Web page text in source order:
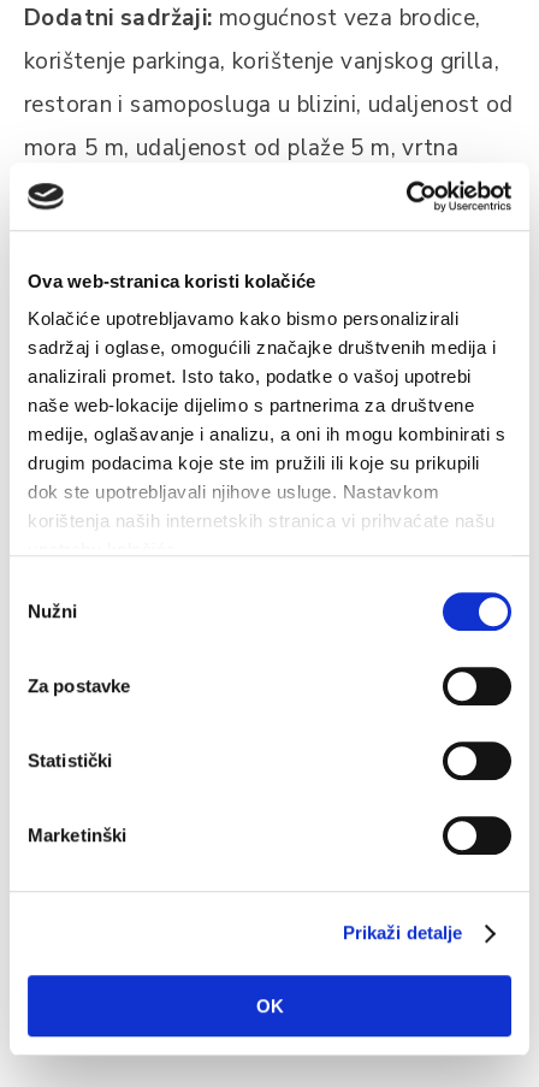
Ova web-stranica koristi kolačiće
Kolačiće upotrebljavamo kako bismo personalizirali
sadržaj i oglase, omogućili značajke društvenih medija i
analizirali promet. Isto tako, podatke o vašoj upotrebi
naše web-lokacije dijelimo s partnerima za društvene
medije, oglašavanje i analizu, a oni ih mogu kombinirati s
drugim podacima koje ste im pružili ili koje su prikupili
dok ste upotrebljavali njihove usluge. Nastavkom
korištenja naših internetskih stranica vi prihvaćate našu
pristanka
Nužni
Za postavke
Statistički
Marketinški
Prikaži detalje
OK
Dodatni sadržaji: mogućnost veza brodice,
korištenje parkinga, korištenje vanjskog grilla,
restoran i samoposluga u blizini, udaljenost od
mora 5 m, udaljenost od plaže 5 m, vrtna
terasa.
Dostupne aktivnosti:boćanje, disco,
iznajmljivanje bicikla, iznajmljivanje mopeda,
iznajmljivanje teniske opreme, iznajmljivanje
vodenog skutera, jedrenje na dasci,
panoramski letovi zrakoplovom, plaža, tennis.
5 m
Udaljenost do mora: